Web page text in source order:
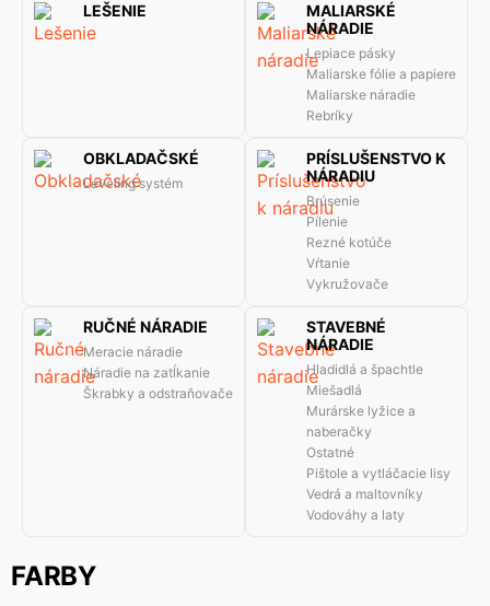
LEŠENIE
MALIARSKÉ
NÁRADIE
Lepiace pásky
Maliarske fólie a papiere
Maliarske náradie
Rebríky
OBKLADAČSKÉ
Leveling systém
PRÍSLUŠENSTVO K
NÁRADIU
Brúsenie
Pílenie
Rezné kotúče
Vŕtanie
Vykružovače
RUČNÉ NÁRADIE
Meracie náradie
Náradie na zatĺkanie
Škrabky a odstraňovače
STAVEBNÉ
NÁRADIE
Hladidlá a špachtle
Miešadlá
Murárske lyžice a
naberačky
Ostatné
Pištole a vytláčacie lisy
Vedrá a maltovníky
Vodováhy a laty
FARBY